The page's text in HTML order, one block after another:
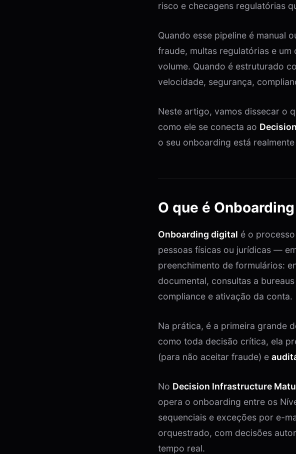
risco e checagens regulatórias
Quando esse pipeline é manual
fraude, multas regulatórias e
volume. Quando é estruturado
velocidade, segurança,
Neste artigo, vamos dissecar o
como ele se conecta ao
o seu onboarding está
O que é
Onboarding digital é o
pessoas físicas ou jurídicas —
preenchimento de formulários:
documental, consultas a
compliance e ativação da conta.
Na prática, é a primeira grande
como toda decisão crítica, ela
(para não aceitar fraude) e
No Decision Infrastructure
opera o onboarding entre os
sequenciais e exceções por e-
orquestrado, com decisões
tempo real.